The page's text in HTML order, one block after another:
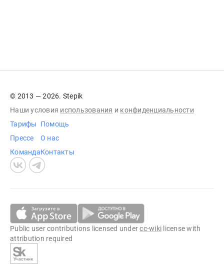
© 2013 — 2026. Stepik
Наши условия использования и конфиденциальности
Тарифы
Прессе
Команда
Помощь
О нас
Контакты
Public user contributions licensed undercc-wiki license with
attribution required